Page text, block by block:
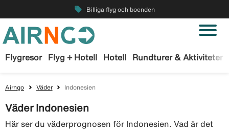
local_offer Billiga flyg och boenden
Flygresor Flyg + Hotell Hotell Rundturer & Aktiviteter
Airngo Väder Indonesien
Väder Indonesien
Här ser du väderprognosen för Indonesien. Vad är det